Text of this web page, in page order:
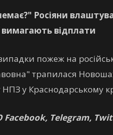
Росіяни
відплати
пожеж на
трапилася
НПЗ у Краснодарському
Facebook, Telegram,